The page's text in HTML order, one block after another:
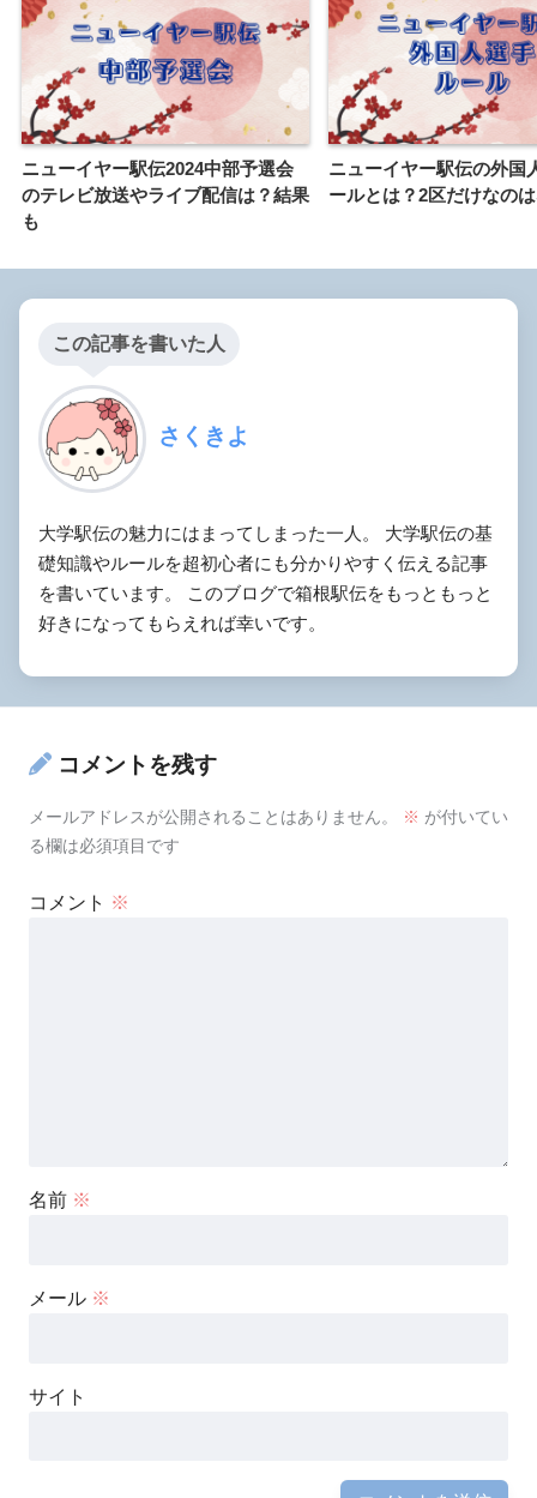
ニューイヤー駅伝2024中部予選会
のテレビ放送やライブ配信は？結果
も
ニューイヤー駅伝の外国
ールとは？2区だけなの
この記事を書いた人
さくきよ
大学駅伝の魅力にはまってしまった一人。 大学駅伝の基
礎知識やルールを超初心者にも分かりやすく伝える記事
を書いています。 このブログで箱根駅伝をもっともっと
好きになってもらえれば幸いです。
コメントを残す
メールアドレスが公開されることはありません。 ※ が付いてい
る欄は必須項目です
コメント ※
名前 ※
メール ※
サイト